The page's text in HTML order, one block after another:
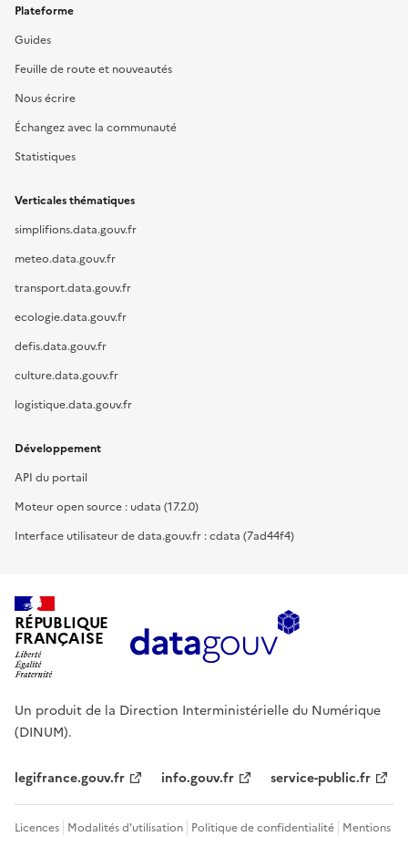
Plateforme
Guides
Feuille de route et nouveautés
Nous écrire
Échangez avec la communauté
Statistiques
Verticales thématiques
simplifions.data.gouv.fr
meteo.data.gouv.fr
transport.data.gouv.fr
ecologie.data.gouv.fr
defis.data.gouv.fr
culture.data.gouv.fr
logistique.data.gouv.fr
Développement
API du portail
Moteur open source : udata (17.2.0)
Interface utilisateur de data.gouv.fr : cdata (7ad44f4)
RÉPUBLIQUE
FRANÇAISE
Un produit de la Direction Interministérielle du Numérique
(DINUM).
legifrance.gouv.fr info.gouv.fr service-public.fr
Licences Modalités d'utilisation Politique de confidentialité Mentions